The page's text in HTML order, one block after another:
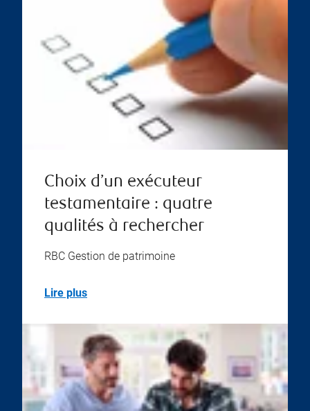
Choix d’un exécuteur
testamentaire : quatre
qualités à rechercher
RBC Gestion de patrimoine
Lire plus